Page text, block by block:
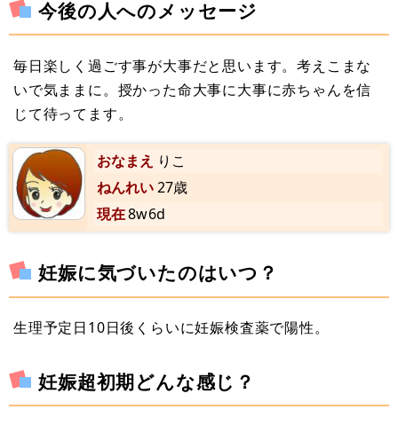
今後の人へのメッセージ
毎日楽しく過ごす事が大事だと思います。考えこまな
いで気ままに。授かった命大事に大事に赤ちゃんを信
じて待ってます。
おなまえ りこ
ねんれい27歳
現在8w6d
妊娠に気づいたのはいつ？
生理予定日10日後くらいに妊娠検査薬で陽性。
妊娠超初期どんな感じ？